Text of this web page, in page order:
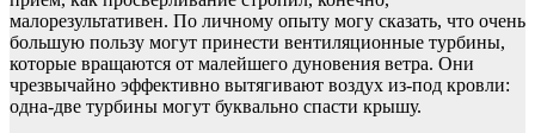
малорезультативен. По личному опыту могу сказать, что очень
большую пользу могут принести вентиляционные турбины,
которые вращаются от малейшего дуновения ветра. Они
чрезвычайно эффективно вытягивают воздух из-под кровли:
одна-две турбины могут буквально спасти крышу.